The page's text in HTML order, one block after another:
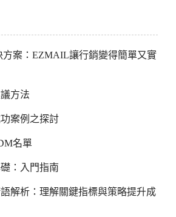
方案：EZMAIL讓行銷變得簡單又實
方法
案例之探討
名單
：入門指南
解析：理解關鍵指標與策略提升成